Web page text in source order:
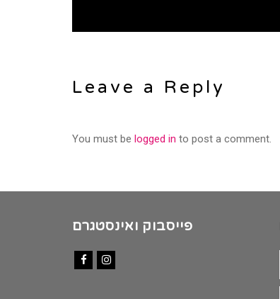
Leave a Reply
You must be logged in to post a comment.
פייסבוק ואינסטגרם